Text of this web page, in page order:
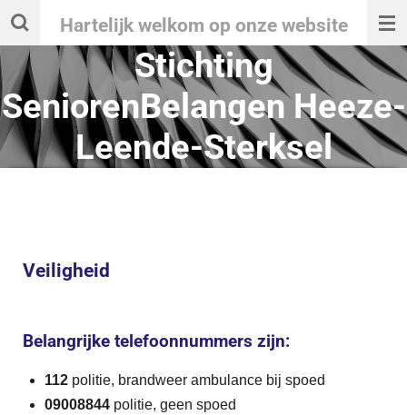
Ga
direct
naar
de
hoofdinhoud
Hartelijk welkom op onze website
Stichting
SeniorenBelangen Heeze-
Leende-Sterksel
Veiligheid
Belangrijke telefoonnummers zijn:
112 politie, brandweer ambulance bij spoed
09008844 politie, geen spoed